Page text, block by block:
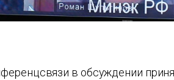
в обсуждении